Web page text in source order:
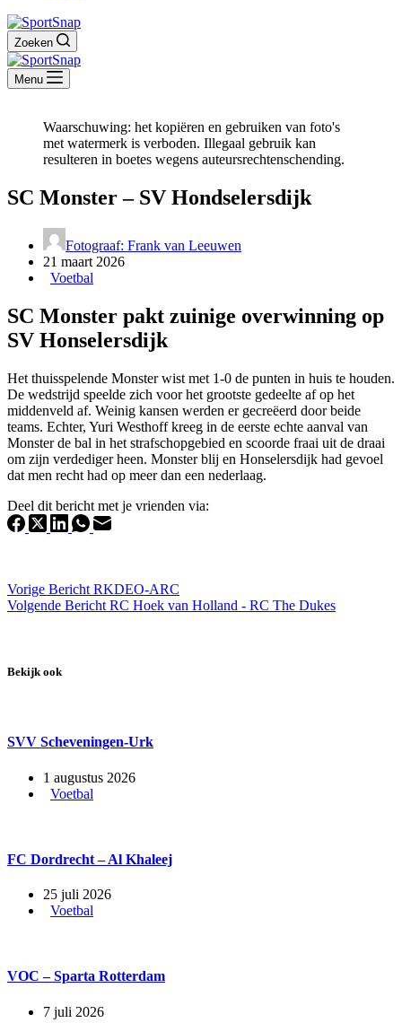
Zoeken
Menu
Waarschuwing: het kopiëren en gebruiken van foto's
met watermerk is verboden. Illegaal gebruik kan
resulteren in boetes wegens auteursrechtenschending.
SC Monster – SV Hondselersdijk
Fotograaf: Frank van Leeuwen
21 maart 2026
Voetbal
SC Monster pakt zuinige overwinning op
SV Honselersdijk
Het thuisspelende Monster wist met 1-0 de punten in huis te houden.
De wedstrijd speelde zich voor het grootste gedeelte af op het
middenveld af. Weinig kansen werden er gecreëerd door beide
teams. Echter, Yuri Westhoff kreeg in de eerste echte aanval van
Monster de bal in het strafschopgebied en scoorde fraai uit de draai
om zijn verdediger heen. Monster blij en Honselersdijk had gevoel
dat men recht had op meer dan een nederlaag.
Deel dit bericht met je vrienden via:
Vorige Bericht RKDEO-ARC
Volgende Bericht RC Hoek van Holland - RC The Dukes
Bekijk ook
SVV Scheveningen-Urk
1 augustus 2026
Voetbal
FC Dordrecht – Al Khaleej
25 juli 2026
Voetbal
VOC – Sparta Rotterdam
7 juli 2026